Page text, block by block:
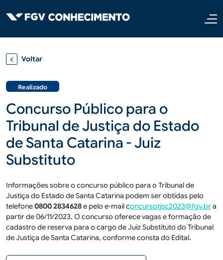
Voltar
Realizado
Concurso Público para o
Tribunal de Justiça do Estado
de Santa Catarina - Juiz
Substituto
Informações sobre o concurso público para o Tribunal de
Justiça do Estado de Santa Catarina podem ser obtidas pelo
telefone0800 2834628e pelo e-mail concursotjsc2023@fgv.bra
partir de 06/11/2023. O concurso oferece vagas e formação de
cadastro de reserva para o cargo de Juiz Substituto do Tribunal
de Justiça de Santa Catarina, conforme consta do Edital.